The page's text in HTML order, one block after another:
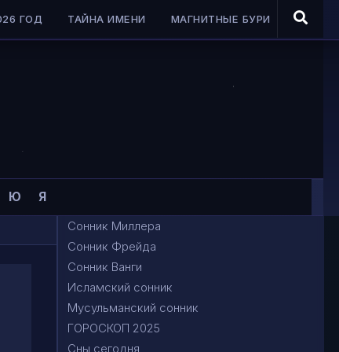
ГОД ТАЙНА ИМЕНИ МАГНИТНЫЕ БУРИ
Ю Я
Сонник Миллера
Сонник Фрейда
Сонник Ванги
Исламский сонник
Мусульманский сонник
ГОРОСКОП 2025
Сны сегодня